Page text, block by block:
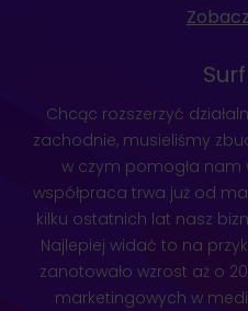
Chcąc rozszerzyć
zachodnie, musieliśmy
w czym pomogła nam
współpraca trwa już od
kilku ostatnich lat nasz
Najlepiej widać to na
zanotowało wzrost aż o
marketingowych w